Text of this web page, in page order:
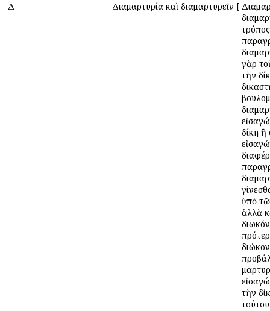
Δ
Διαμαρτυρία καὶ διαμαρτυρεῖν [
γὰρ
τὴν
δίκη ἢ
ὑπὸ
ἀλλὰ
τὴν